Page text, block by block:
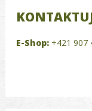
E-Shop: +421 907